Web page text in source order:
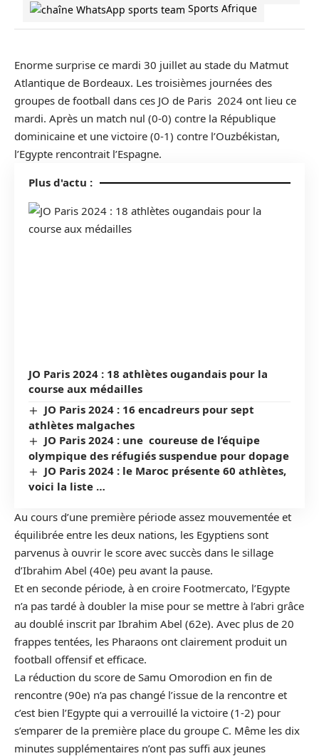
Sports Afrique
Enorme surprise ce mardi 30 juillet au stade du Matmut
Atlantique de Bordeaux. Les troisièmes journées des
groupes de football dans ces JO de Paris 2024 ont lieu ce
mardi. Après un match nul (0-0) contre la République
dominicaine et une victoire (0-1) contre l’Ouzbékistan,
l’Egypte rencontrait l’Espagne.
Plus d'actu :
JO Paris 2024 : 18 athlètes ougandais pour la
course aux médailles
JO Paris 2024 : 16 encadreurs pour sept
athlètes malgaches
JO Paris 2024 : une coureuse de l’équipe
olympique des réfugiés suspendue pour dopage
JO Paris 2024 : le Maroc présente 60 athlètes,
voici la liste …
Au cours d’une première période assez mouvementée et
équilibrée entre les deux nations, les Egyptiens sont
parvenus à ouvrir le score avec succès dans le sillage
d’Ibrahim Abel (40e) peu avant la pause.
Et en seconde période, à en croire Footmercato, l’Egypte
n’a pas tardé à doubler la mise pour se mettre à l’abri grâce
au doublé inscrit par Ibrahim Abel (62e). Avec plus de 20
frappes tentées, les Pharaons ont clairement produit un
football offensif et efficace.
La réduction du score de Samu Omorodion en fin de
rencontre (90e) n’a pas changé l’issue de la rencontre et
c’est bien l’Egypte qui a verrouillé la victoire (1-2) pour
s’emparer de la première place du groupe C. Même les dix
minutes supplémentaires n’ont pas suffi aux jeunes